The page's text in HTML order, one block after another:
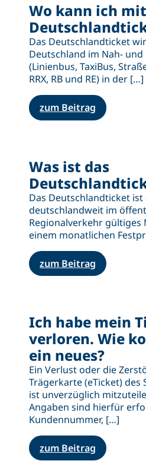
Wo kann ich
Das Deutschlandticket
Deutschland im Nah-
(Linienbus, TaxiBus,
RRX, RB und RE) in der […]
zum Beitrag
Was ist das
Das Deutschlandticket ist
deutschlandweit im
Regionalverkehr gültiges
einem monatlichen
zum Beitrag
Ich habe mein
verloren. Wie
ein neues?
Ein Verlust oder die
Trägerkarte (eTicket) des
ist unverzüglich
Angaben sind hierfür
Kundennummer, […]
zum Beitrag